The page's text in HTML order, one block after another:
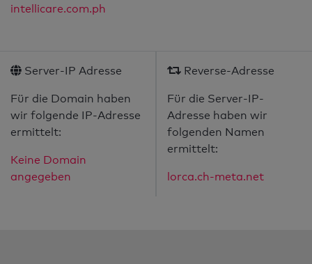
intellicare.com.ph
Server-IP Adresse
Für die Domain haben
wir folgende IP-Adresse
ermittelt:
Keine Domain
angegeben
Reverse-Adresse
Für die Server-IP-
Adresse haben wir
folgenden Namen
ermittelt:
lorca.ch-meta.net